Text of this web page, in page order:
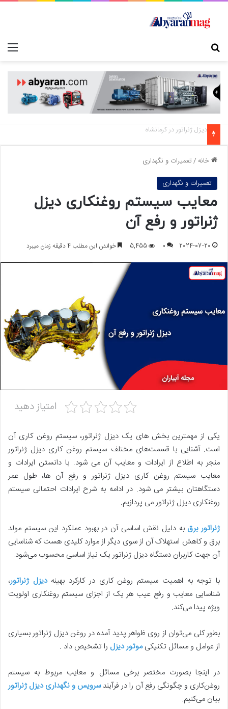
دیزل ژنراتور در قزوین
خانه /تعمیرات و نگهداری
تعمیرات و نگهداری
معایب سیستم روغنکاری دیزل
ژنراتور و رفع آن
2024-07-20
0
5,455 خواندن این مطلب 4 دقیقه زمان میبرد
امتیاز دهید
یکی از مهمترین بخش های یک دیزل ژنراتور، سیستم روغن کاری آن
است. آشنایی با قسمت‌های مختلف سیستم روغن کاری دیزل ژنراتور
منجر به اطلاع از ایرادات و معایب آن می شود. با دانستن ایرادات و
معایب سیستم روغن کاری دیزل ژنراتور و رفع آن ها، طول عمر
دستگاهتان بیشتر می شود. در ادامه به شرح ایرادات احتمالی سیستم
روغنکاری دیزل ژنراتور می پردازیم.
ژنراتور برق به دلیل نقش اساسی آن در بهبود عملکرد این سیستم مولد
برق و کاهش استهلاک آن از سوی دیگر از موارد کلیدی هست که شناسایی
آن جهت کاربران دستگاه دیزل ژنراتور یک نیاز اساسی محسوب می‌شود.
با توجه به اهمیت سیستم روغن کاری در کارکرد بهینهدیزل ژنراتور،
شناسایی معایب و رفع عیب هر یک از اجزای سیستم روغنکاری اولویت
ویژه پیدا می‌کند.
بطور کلی می‌توان از روی ظواهر پدید آمده در روغن دیزل ژنراتور بسیاری
از عوامل و مسائل تکنیکیموتور دیزل را تشخیص داد .
در اینجا بصورت مختصر برخی مسائل و معایب مربوط به سیستم
روغن‌کاری و چگونگی رفع آن را در فرآیندسرویس و نگهداری دیزل ژنراتور
بیان می‌کنیم.